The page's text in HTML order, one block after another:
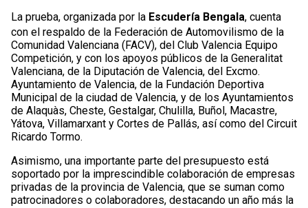
La prueba, organizada por la Escudería Bengala, cuenta
con el respaldo de la Federación de Automovilismo de la
Comunidad Valenciana (FACV), del Club Valencia Equipo
Competición, y con los apoyos públicos de la Generalitat
Valenciana, de la Diputación de Valencia, del Excmo.
Ayuntamiento de Valencia, de la Fundación Deportiva
Municipal de la ciudad de Valencia, y de los Ayuntamientos
de Alaquàs, Cheste, Gestalgar, Chulilla, Buñol, Macastre,
Yátova, Villamarxant y Cortes de Pallás, así como del Circuit
Ricardo Tormo.
Asimismo, una importante parte del presupuesto está
soportado por la imprescindible colaboración de empresas
privadas de la provincia de Valencia, que se suman como
patrocinadores o colaboradores, destacando un año más la